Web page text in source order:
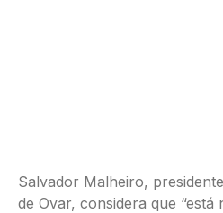
Salvador Malheiro,
de Ovar, considera que